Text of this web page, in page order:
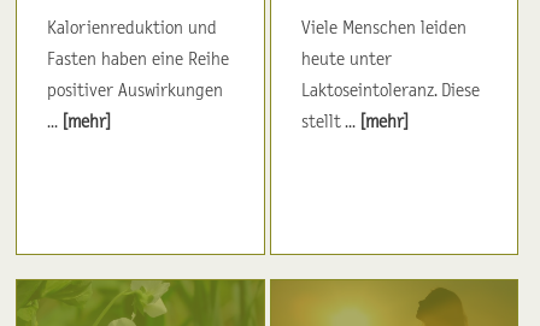
Kalorienreduktion und
Fasten haben eine Reihe
positiver Auswirkungen
... [mehr]
Viele Menschen leiden
heute unter
Laktoseintoleranz. Diese
stellt ... [mehr]